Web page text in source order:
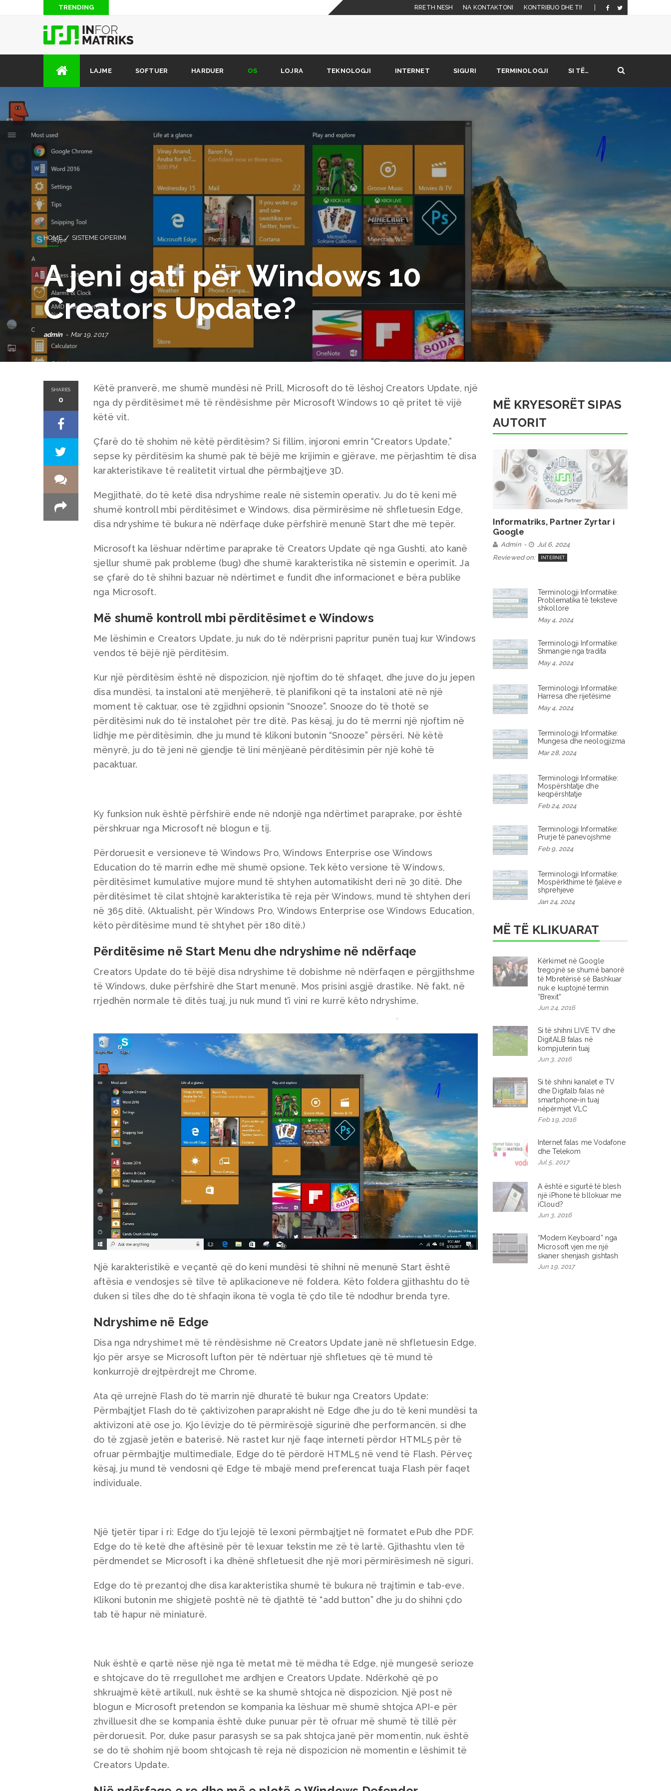
TRENDING
Apple prezanton iPhone SE, një iPhone me ekran 4 inç dhe karakteristika të iPhone
Ku mund të lexoni libra shqip në Internet?
RRETH NESH NA KONTAKTONI KONTRIBUO DHE TI!
LAJME SOFTUER HARDUER OS LOJRA TEKNOLOGJI INTERNET SIGURI TERMINOLOGJI SI TË…
HOME SISTEME OPERIMI
A jeni gati për Windows 10
Creators Update?
admin Mar 19, 2017
SHARES
0
Këtë pranverë, me shumë mundësi në Prill, Microsoft do të lëshoj Creators Update, një
nga dy përditësimet më të rëndësishme për Microsoft Windows 10 që pritet të vijë
këtë vit.
Çfarë do të shohim në këtë përditësim? Si fillim, injoroni emrin “Creators Update,”
sepse ky përditësim ka shumë pak të bëjë me krijimin e gjërave, me përjashtim të disa
karakteristikave të realitetit virtual dhe përmbajtjeve 3D.
Megjithatë, do të ketë disa ndryshime reale në sistemin operativ. Ju do të keni më
shumë kontroll mbi përditësimet e Windows, disa përmirësime në shfletuesin Edge,
disa ndryshime të bukura në ndërfaqe duke përfshirë menunë Start dhe më tepër.
Microsoft ka lëshuar ndërtime paraprake të Creators Update që nga Gushti, ato kanë
sjellur shumë pak probleme (bug) dhe shumë karakteristika në sistemin e operimit. Ja
se çfarë do të shihni bazuar në ndërtimet e fundit dhe informacionet e bëra publike
nga Microsoft.
Më shumë kontroll mbi përditësimet e Windows
Me lëshimin e Creators Update, ju nuk do të ndërprisni papritur punën tuaj kur Windows
vendos të bëjë një përditësim.
Kur një përditësim është në dispozicion, një njoftim do të shfaqet, dhe juve do ju jepen
disa mundësi, ta instaloni atë menjëherë, të planifikoni që ta instaloni atë në një
moment të caktuar, ose të zgjidhni opsionin “Snooze”. Snooze do të thotë se
përditësimi nuk do të instalohet për tre ditë. Pas kësaj, ju do të merrni një njoftim në
lidhje me përditësimin, dhe ju mund të klikoni butonin “Snooze” përsëri. Në këtë
mënyrë, ju do të jeni në gjendje të lini mënjëanë përditësimin për një kohë të
pacaktuar.
Ky funksion nuk është përfshirë ende në ndonjë nga ndërtimet paraprake, por është
përshkruar nga Microsoft në blogun e tij.
Përdoruesit e versioneve të Windows Pro, Windows Enterprise ose Windows
Education do të marrin edhe më shumë opsione. Tek këto versione të Windows,
përditësimet kumulative mujore mund të shtyhen automatikisht deri në 30 ditë. Dhe
përditësimet të cilat shtojnë karakteristika të reja për Windows, mund të shtyhen deri
në 365 ditë. (Aktualisht, për Windows Pro, Windows Enterprise ose Windows Education,
këto përditësime mund të shtyhet për 180 ditë.)
Përditësime në Start Menu dhe ndryshime në ndërfaqe
Creators Update do të bëjë disa ndryshime të dobishme në ndërfaqen e përgjithshme
të Windows, duke përfshirë dhe Start menunë. Mos prisini asgjë drastike. Në fakt, në
rrjedhën normale të ditës tuaj, ju nuk mund t’i vini re kurrë këto ndryshime.
Një karakteristikë e veçantë që do keni mundësi të shihni në menunë Start është
aftësia e vendosjes së tilve të aplikacioneve në foldera. Këto foldera gjithashtu do të
duken si tiles dhe do të shfaqin ikona të vogla të çdo tile të ndodhur brenda tyre.
Ndryshime në Edge
Disa nga ndryshimet më të rëndësishme në Creators Update janë në shfletuesin Edge,
kjo për arsye se Microsoft lufton për të ndërtuar një shfletues që të mund të
konkurrojë drejtpërdrejt me Chrome.
Ata që urrejnë Flash do të marrin një dhuratë të bukur nga Creators Update:
Përmbajtjet Flash do të çaktivizohen paraprakisht në Edge dhe ju do të keni mundësi ta
aktivizoni atë ose jo. Kjo lëvizje do të përmirësojë sigurinë dhe performancën, si dhe
do të zgjasë jetën e baterisë. Në rastet kur një faqe interneti përdor HTML5 për të
ofruar përmbajtje multimediale, Edge do të përdorë HTML5 në vend të Flash. Përveç
kësaj, ju mund të vendosni që Edge të mbajë mend preferencat tuaja Flash për faqet
individuale.
Një tjetër tipar i ri: Edge do t’ju lejojë të lexoni përmbajtjet në formatet ePub dhe PDF.
Edge do të ketë dhe aftësinë për të lexuar tekstin me zë të lartë. Gjithashtu vlen të
përdmendet se Microsoft i ka dhënë shfletuesit dhe një mori përmirësimesh në siguri.
Edge do të prezantoj dhe disa karakteristika shumë të bukura në trajtimin e tab-eve.
Klikoni butonin me shigjetë poshtë në të djathtë të “add button” dhe ju do shihni çdo
tab të hapur në miniaturë.
Nuk është e qartë nëse një nga të metat më të mëdha të Edge, një mungesë serioze
e shtojcave do të rregullohet me ardhjen e Creators Update. Ndërkohë që po
shkruajmë këtë artikull, nuk është se ka shumë shtojca në dispozicion. Një post në
blogun e Microsoft pretendon se kompania ka lëshuar më shumë shtojca API-e për
zhvilluesit dhe se kompania është duke punuar për të ofruar më shumë të tillë për
përdoruesit. Por, duke pasur parasysh se sa pak shtojca janë për momentin, nuk është
se do të shohim një boom shtojcash të reja në dispozicion në momentin e lëshimit të
Creators Update.
MË KRYESORËT SIPAS
AUTORIT
Informatriks, Partner Zyrtar i
Google
Admin
Jul 6, 2024
Reviewed on:
INTERNET
Terminologji Informatike:
Problematika të teksteve
shkollore
May 4, 2024
Terminologji Informatike:
Shmangie nga tradita
May 4, 2024
Terminologji Informatike:
Harresa dhe rijetësime
May 4, 2024
Terminologji Informatike:
Mungesa dhe neologjizma
Mar 28, 2024
Terminologji Informatike:
Mospërshtatje dhe
keqpërshtatje
Feb 24, 2024
Terminologji Informatike:
Prurje të panevojshme
Feb 9, 2024
Terminologji Informatike:
Mospërkthime të fjalëve e
shprehjeve
Jan 24, 2024
MË TË KLIKUARAT
Kërkimet në Google
tregojnë se shumë banorë
të Mbretërisë së Bashkuar
nuk e kuptojnë termin
“Brexit”
Jun 24, 2016
Si të shihni LIVE TV dhe
DigitALB falas në
kompjuterin tuaj
Jun 3, 2016
Si të shihni kanalet e TV
dhe Digitalb falas në
smartphone-in tuaj
nëpërmjet VLC
Feb 19, 2016
Internet falas me Vodafone
dhe Telekom
Jul 5, 2017
A është e sigurtë të blesh
një iPhone të bllokuar me
iCloud?
Jun 3, 2016
“Modern Keyboard” nga
Microsoft vjen me një
skaner shenjash gishtash
Jun 19, 2017